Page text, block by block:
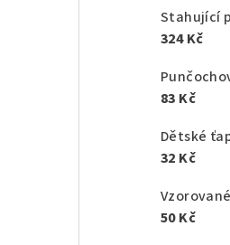
Stahující
324 Kč
83 Kč
Dětské
32 Kč
50 Kč